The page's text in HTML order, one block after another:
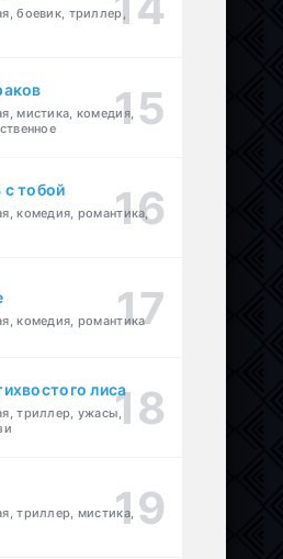
боевик, триллер,
мистика, комедия,
тобой
комедия, романтика,
комедия, романтика
лиса
триллер, ужасы,
триллер, мистика,